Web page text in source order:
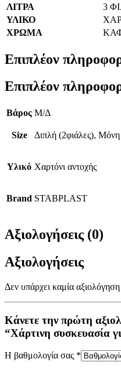
ΛΙΤΡΑ
3
ΥΛΙΚΟ
ΧΡΩΜΑ
Επιπλέον
Επιπλέον
Βάρος Μ/Δ
Size Διπλή (2φιάλες),
Υλικό Χαρτόνι αντοχής
Brand STABPLAST
Αξιολογήσεις (0)
Αξιολογήσεις
Δεν υπάρχει καμία
Κάνετε την πρώτη
“Χάρτινη συσκευασία
Η βαθμολογία σας *